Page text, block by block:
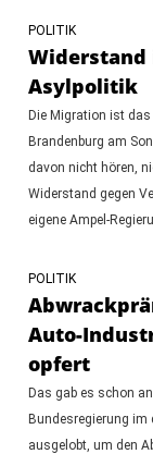
POLITIK
Widerstand
Asylpolitik
Die Migration ist
Brandenburg am
davon nicht hören,
Widerstand gegen
eigene Ampel-
POLITIK
Auto-
opfert
Das gab es schon
Bundesregierung im
ausgelobt, um den